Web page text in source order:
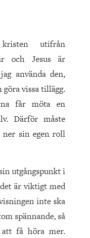
utifrån
och Jesus är
använda den,
vissa tillägg.
får möta en
Därför måste
ner sin egen roll
utgångspunkt i
är viktigt med
inte ska
spännande, så
få höra mer.